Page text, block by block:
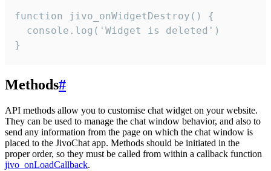
function jivo_onWidgetDestroy() {
  console.log('Widget is deleted')
}
Methods#
API methods allow you to customise chat widget on your website.
They can be used to manage the chat window behavior, and also to
send any information from the page on which the chat window is
placed to the JivoChat app. Methods should be initiated in the
proper order, so they must be called from within a callback function
jivo_onLoadCallback.